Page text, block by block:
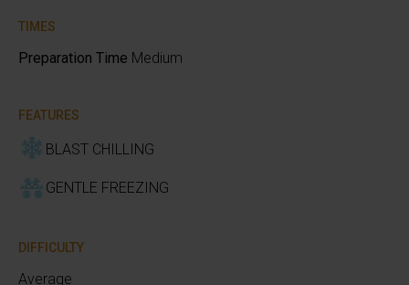
TIMES
Preparation Time Medium
FEATURES
BLAST CHILLING
GENTLE FREEZING
DIFFICULTY
Average